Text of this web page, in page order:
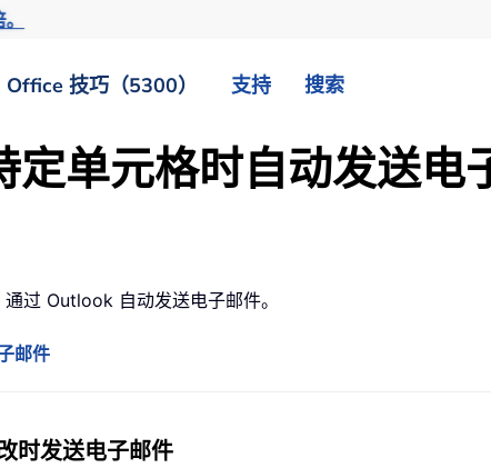
Office 技巧（5300） 支持 搜索
单元格时自动发送电
过 Outlook 自动发送电子邮件。
邮件
时发送电子邮件